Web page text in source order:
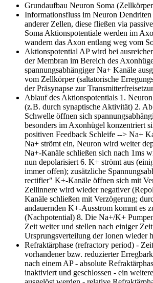
Grundaufbau Neuron Soma
Informationsfluss im Neuron Dendriten
anderer Zellen, diese fließen via
Soma Aktionspotentiale werden im
wandern das Axon entlang weg vom
Aktionspotential AP wird bei
der Membran im Bereich des
spannungsabhängiger Na+ Kanäle
vom Zellkörper (saltatorische
der Präsynapse zur
Ablauf des Aktionspotentials 1.
(z.B. durch synaptische Aktivität) 2.
Schwelle öffnen sich
besonders im Axonhügel konzentriert
positiven Feedback Schleife --> Na+
Na+ strömt ein, Neuron wird weiter
Na+-Kanäle schließen sich nach 1ms
nun depolarisiert 6. K+ strömt aus
immer offen); zusätzliche
rectifier" K+-Kanäle öffnen sich mit
Zellinnere wird wieder negativer
Kanäle schließen mit Verzögerung;
andauernden K+-Ausstrom kommt es
(Nachpotential) 8. Die Na+/K+
Zeit weiter und stellen nach einiger
Ursprungsverteilung der Ionen wieder
Refraktärphase (refractory period) -
vorhandener bzw. reduzierter
nach einem AP - absolute
inaktiviert und geschlossen - ein